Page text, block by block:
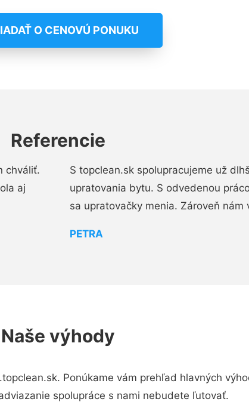
O CENOVÚ PONUKU
Referencie
chváliť.
aj
S topclean.sk spolupracujeme už
upratovania bytu. S odvedenou
sa upratovačky menia. Zároveň nám
PETRA
Naše výhody
Ponúkame vám prehľad hlavných
spolupráce s nami nebudete ľutovať.